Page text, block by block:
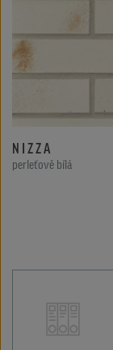
NIZZA
perleťově bílá